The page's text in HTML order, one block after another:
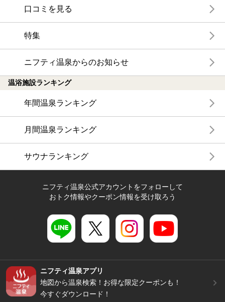
口コミを見る
特集
ニフティ温泉からのお知らせ
温浴施設ランキング
年間温泉ランキング
月間温泉ランキング
サウナランキング
ニフティ温泉公式アカウントをフォローして
おトク情報やクーポン情報を受け取ろう
ニフティ温泉アプリ
地図から温泉検索！お得な限定クーポンも！
今すぐダウンロード！